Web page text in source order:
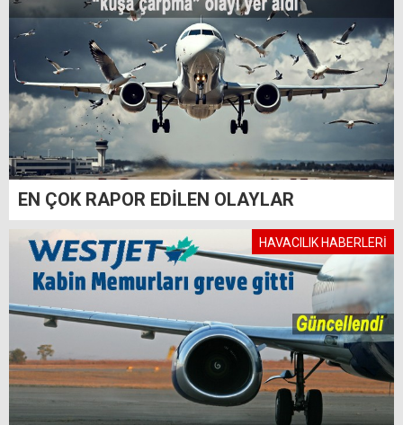
EN ÇOK RAPOR EDİLEN OLAYLAR
HAVACILIK HABERLERİ